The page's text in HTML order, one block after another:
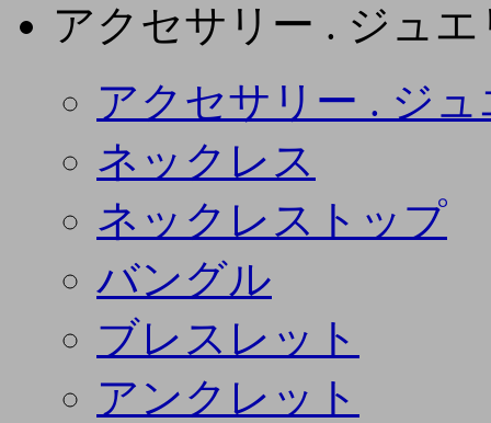
アクセサリー . ジュエ
アクセサリー . ジ
ネックレス
ネックレストップ
バングル
ブレスレット
アンクレット